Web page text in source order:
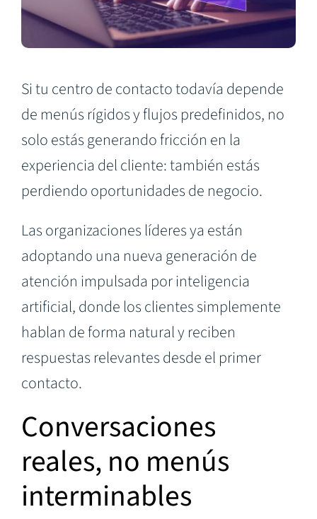
Si tu centro de contacto todavía depende
de menús rígidos y flujos predefinidos, no
solo estás generando fricción en la
experiencia del cliente: también estás
perdiendo oportunidades de negocio.
Las organizaciones líderes ya están
adoptando una nueva generación de
atención impulsada por inteligencia
artificial, donde los clientes simplemente
hablan de forma natural y reciben
respuestas relevantes desde el primer
contacto.
Conversaciones
reales, no menús
interminables